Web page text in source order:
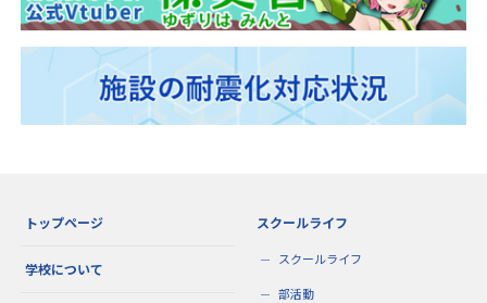
トップページ
学校について
スクールライフ
スクールライフ
部活動